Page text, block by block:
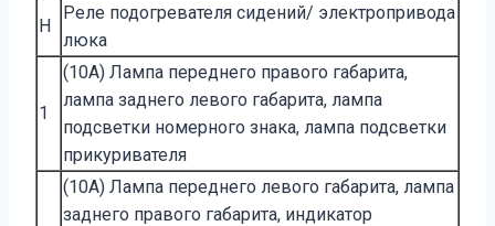
H
Реле подогревателя сидений/ электропривода
люка
1
(10A) Лампа переднего правого габарита,
лампа заднего левого габарита, лампа
подсветки номерного знака, лампа подсветки
прикуривателя
(10A) Лампа переднего левого габарита, лампа
заднего правого габарита, индикатор